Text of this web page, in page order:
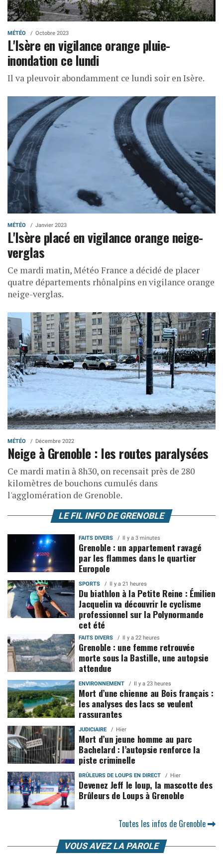
MÉTÉO Octobre 2023
L'Isère en vigilance orange pluie-
inondation ce lundi
Il va pleuvoir abondamment ce lundi soir en Isère.
MÉTÉO Janvier 2023
L'Isère placé en vigilance orange neige-
verglas
Ce mardi matin, Météo France a décidé de placer
quatre départements rhônalpins en vigilance orange
neige-verglas.
MÉTÉO Décembre 2022
Neige à Grenoble : les routes paralysées
Ce mardi matin à 8h30, on recensait près de 280
kilomètres de bouchons cumulés dans
l'agglomération de Grenoble.
LE FIL INFO DE GRENOBLE
FAITS DIVERS Il y a 3 minutes
Grenoble : un appartement ravagé
par les flammes dans le quartier
Europole
SPORTS Il y a 21 heures
Du biathlon à la Petite Reine : Émilien
Jacquelin va découvrir le cyclisme
professionnel sur la Polynormande
cet été
FAITS DIVERS Il y a 22 heures
Grenoble : une femme retrouvée
morte sous la Bastille, une autopsie
attendue
ENVIRONNEMENT Il y a 23 heures
Mort d’une chienne au Bois français :
les analyses des lacs se veulent
rassurantes
JUDICIAIRE Hier
Mort d’un jeune homme au parc
Bachelard : l’autopsie renforce la
piste criminelle
BRÛLEURS DE LOUPS EN DIRECT Hier
Devenez Jeff le loup, la mascotte des
Brûleurs de Loups à Grenoble
Toutes les infos de Grenoble
VOUS AVEZ LA PAROLE